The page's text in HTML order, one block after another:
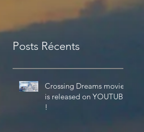
amazing 4K
Theta V
from Ricoh
Posts Récents
Crossing Dreams movie
is released on YOUTUBE
!